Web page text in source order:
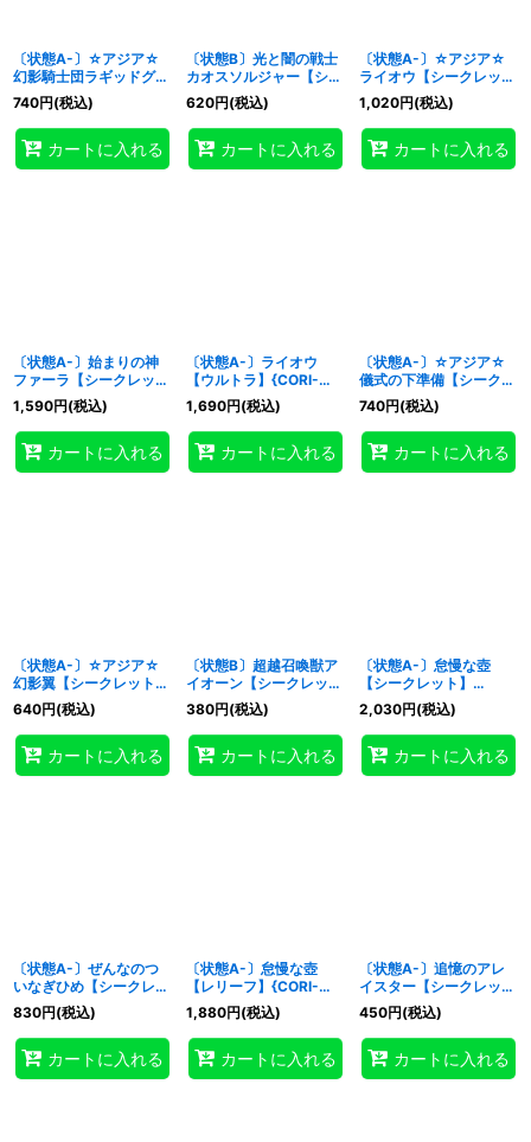
〔状態A-〕☆アジア☆
幻影騎士団ラギッドグロ
ーブ【シークレット】
{アジアCORI-JPS04}
《モンスター》
740円(税込)
カートに入れる
〔状態B〕光と闇の戦士
カオスソルジャー【シー
クレット】{CORI-
JP028}《儀式》
620円(税込)
カートに入れる
〔状態A-〕☆アジア☆
ライオウ【シークレッ
ト】{アジアCORI-
JPS12}《モンスター》
1,020円(税込)
カートに入れる
〔状態A-〕始まりの神
ファーラ【シークレッ
ト】{CORI-JP022}《モ
ンスター》
1,590円(税込)
カートに入れる
〔状態A-〕ライオウ
【ウルトラ】{CORI-
JPS12}《モンスター》
1,690円(税込)
カートに入れる
〔状態A-〕☆アジア☆
儀式の下準備【シークレ
ット】{アジアCORI-
JPS11}《魔法》
740円(税込)
カートに入れる
〔状態A-〕☆アジア☆
幻影翼【シークレット】
{アジアCORI-JPS06}
《罠》
640円(税込)
カートに入れる
〔状態B〕超越召喚獣ア
イオーン【シークレッ
ト】{CORI-JP033}《融
合》
380円(税込)
カートに入れる
〔状態A-〕怠慢な壺
【シークレット】
{CORI-JP061}《魔法》
2,030円(税込)
カートに入れる
〔状態A-〕ぜんなのつ
いなぎひめ【シークレッ
ト】{CORI-JP043}《リ
ンク》
830円(税込)
カートに入れる
〔状態A-〕怠慢な壺
【レリーフ】{CORI-
JP061}《魔法》
1,880円(税込)
カートに入れる
〔状態A-〕追憶のアレ
イスター【シークレッ
ト】{CORI-JP015}《モ
ンスター》
450円(税込)
カートに入れる